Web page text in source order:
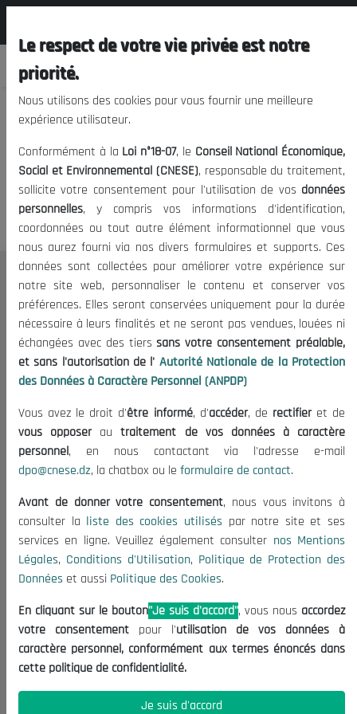
Nous vous prions de nous
excuser, mais l'accès à ce
contenu est restreint.
Le CNESE
A Propos
Le président
Organisation
Publications
Informations utiles
Appels d'offres et Consultations
Mentions Légales
Conditions d'Utilisation
Politique de Protection des Données
Politique des Cookies
Nous Contacter
(+213) 021 98 01 00|01|02
contact@cnese.dz
Suggestions ou Initiatives ?
Newsletter
dernières nouvelles.
Le respect de votre vie privée est notre
priorité.
Nous utilisons des cookies pour vous fournir une meilleure
expérience utilisateur.
Conformément à la Loi n°18-07, le Conseil National Économique,
Social et Environnemental (CNESE), responsable du traitement,
sollicite votre consentement pour l'utilisation de vos données
personnelles, y compris vos informations d'identification,
coordonnées ou tout autre élément informationnel que vous
nous aurez fourni via nos divers formulaires et supports. Ces
données sont collectées pour améliorer votre expérience sur
notre site web, personnaliser le contenu et conserver vos
préférences. Elles seront conservées uniquement pour la durée
nécessaire à leurs finalités et ne seront pas vendues, louées ni
échangées avec des tierssans votre consentement préalable,
et sans l'autorisation de l' Autorité Nationale de la Protection
des Données à Caractère Personnel (ANPDP)
Vous avez le droit d'être informé, d'accéder, de rectifieret de
vous opposerautraitement de vos données à caractère
personnel, en nous contactant via l'adresse e-mail
dpo@cnese.dz, la chatbox ou le formulaire de contact.
Avant de donner votre consentement, nous vous invitons à
consulter la liste des cookies utilisés par notre site et ses
services en ligne. Veuillez également consulter nos Mentions
Légales, Conditions d'Utilisation, Politique de Protection des
Données et aussi Politique des Cookies.
En cliquant sur le bouton"Je suis d'accord", vous nous accordez
votre consentement pour l'utilisation de vos données à
caractère personnel, conformément aux termes énoncés dans
cette politique de confidentialité.
Je suis d'accord